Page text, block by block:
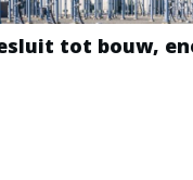
tot bouw,